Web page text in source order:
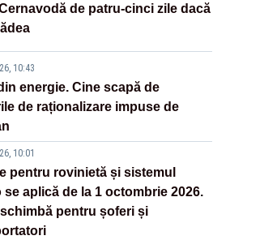
de patru-cinci zile dacă
10:43
energie. Cine scapă de
de raționalizare impuse de
10:01
pentru rovinietă și sistemul
se aplică de la 1 octombrie 2026.
pentru șoferi și